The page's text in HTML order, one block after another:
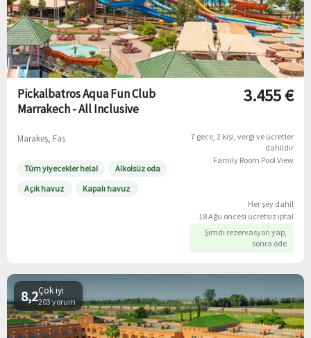
Pickalbatros Aqua Fun Club
Marrakech - All Inclusive
Marakeş, Fas
Tüm yiyecekler helal
Alkolsüz oda
Açık havuz
Kapalı havuz
3.455 €
7 gece 2 kişi vergi ve ücretler
dahildir
Family Room Pool View
Her şey dahil
18 Ağu öncesi ücretsiz iptal
Şimdi rezervasyon yap,
sonra öde
Çok iyi
203 yorum
8,2